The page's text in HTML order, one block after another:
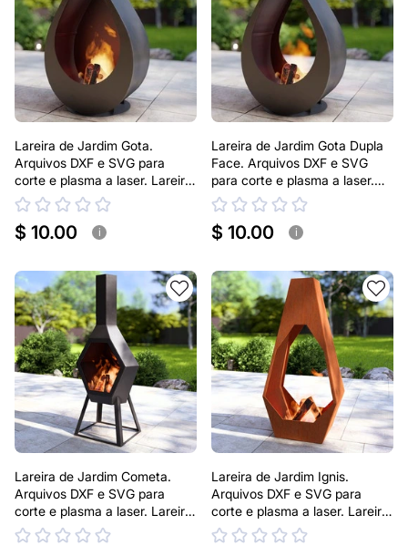
Lareira de Jardim Gota.
Arquivos DXF e SVG para
corte e plasma a laser. Lareira
tipo Chaminea
$ 10.00 i
Lareira de Jardim Gota Dupla
Face. Arquivos DXF e SVG
para corte e plasma a laser.
Lareira tipo Chaminea
$ 10.00 i
Lareira de Jardim Cometa.
Arquivos DXF e SVG para
corte e plasma a laser. Lareira
tipo Chaminea
Lareira de Jardim Ignis.
Arquivos DXF e SVG para
corte e plasma a laser. Lareira
tipo Chaminea